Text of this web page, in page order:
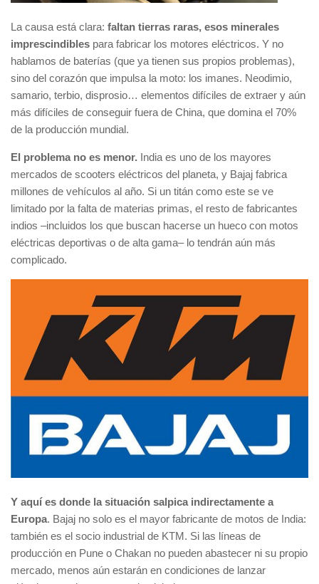
La causa está clara: faltan tierras raras, esos minerales
imprescindibles para fabricar los motores eléctricos. Y no
hablamos de baterías (que ya tienen sus propios problemas),
sino del corazón que impulsa la moto: los imanes. Neodimio,
samario, terbio, disprosio… elementos difíciles de extraer y aún
más difíciles de conseguir fuera de China, que domina el 70%
de la producción mundial.
El problema no es menor. India es uno de los mayores
mercados de scooters eléctricos del planeta, y Bajaj fabrica
millones de vehículos al año. Si un titán como este se ve
limitado por la falta de materias primas, el resto de fabricantes
indios –incluidos los que buscan hacerse un hueco con motos
eléctricas deportivas o de alta gama– lo tendrán aún más
complicado.
Y aquí es donde la situación salpica indirectamente a
Europa. Bajaj no solo es el mayor fabricante de motos de India:
también es el socio industrial de KTM. Si las líneas de
producción en Pune o Chakan no pueden abastecer ni su propio
mercado, menos aún estarán en condiciones de lanzar